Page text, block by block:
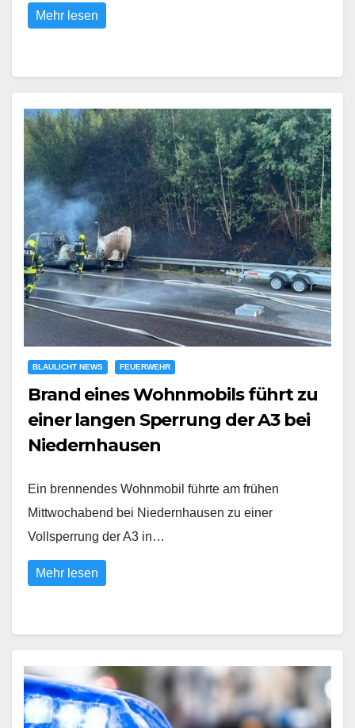
Mehr lesen
BLAULICHT NEWS FEUERWEHR
Brand eines Wohnmobils führt zu
einer langen Sperrung der A3 bei
Niedernhausen
Ein brennendes Wohnmobil führte am frühen
Mittwochabend bei Niedernhausen zu einer
Vollsperrung der A3 in…
Mehr lesen